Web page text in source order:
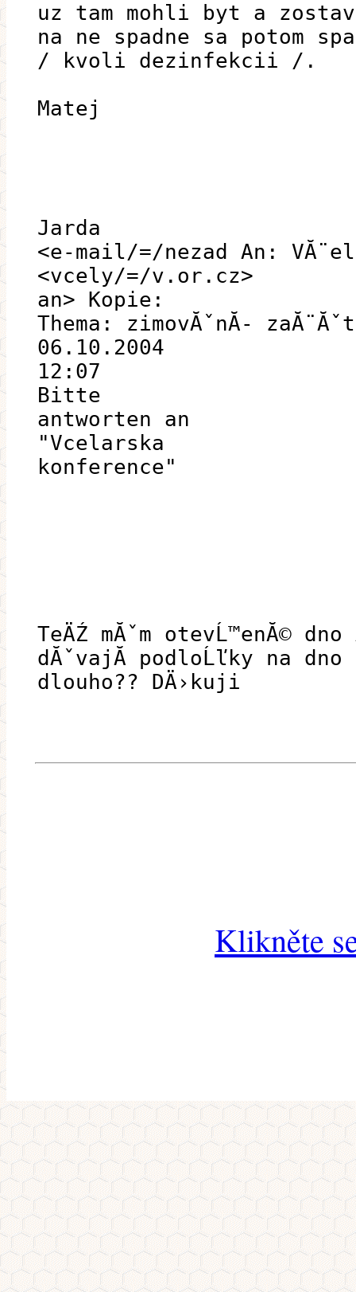
uz tam mohli byt a
na ne spadne sa potom
/ kvoli dezinfekcii /.
Matej
Jarda
<e-mail/=/nezad An:
<vcely/=/v.or.cz>
an> Kopie:
Thema: zimovĂˇnĂ­-
06.10.2004
12:07
Bitte
antworten an
"Vcelarska
konference"
TeÄŹ mĂˇm otevĹ™enĂ©
dĂˇvajĂ­ podloĹľky na
dlouho?? DÄ›kuji
Klikněte